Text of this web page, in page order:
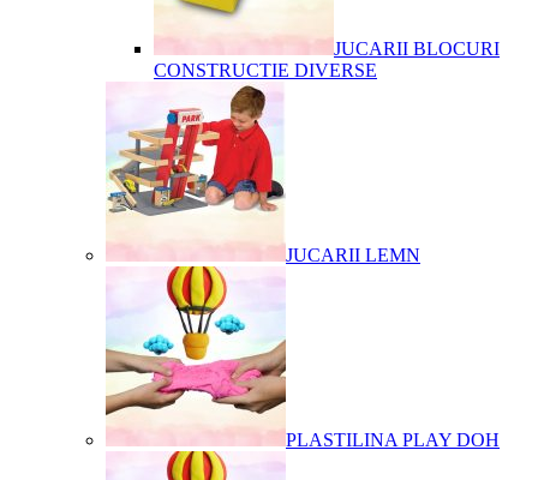
JUCARII BLOCURI
CONSTRUCTIE DIVERSE
JUCARII LEMN
PLASTILINA PLAY DOH